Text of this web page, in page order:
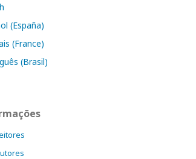
(España)
(France)
(Brasil)